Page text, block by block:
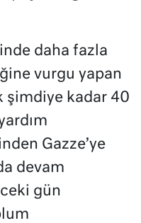
daha fazla
vurgu yapan
şimdiye kadar 40
Gazze’ye
devam
gün